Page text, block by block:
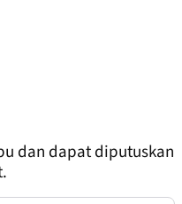
dan dapat diputuskan